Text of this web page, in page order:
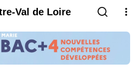
Val de Loire